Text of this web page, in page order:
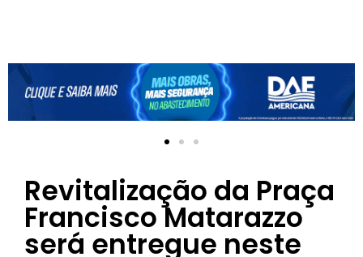
Revitalização da Praça
Francisco Matarazzo
será entregue neste